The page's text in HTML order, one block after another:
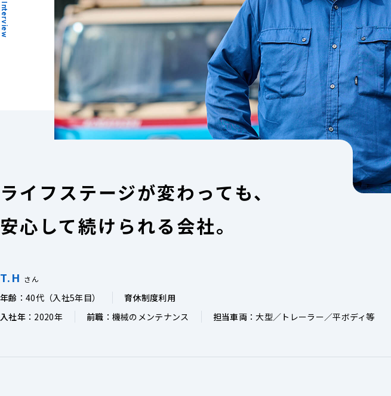
Interview
ライフステージが変わっても、
安心して続けられる会社。
T.H さん
年齢 ：40代（入社5年目）
育休制度利用
入社年：2020年 前職 ：機械のメンテナンス 担当車両 ：大型／トレーラー／平ボディ等